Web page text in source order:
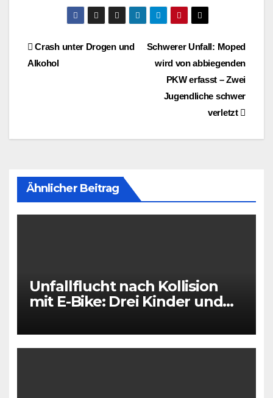
Beitragsnavigation
Schwerer Unfall: Moped
wird von abbiegenden
PKW erfasst – Zwei
Jugendliche schwer
verletzt
Crash unter Drogen und
Alkohol
Ähnlicher Beitrag
Unfallflucht nach Kollision
mit E-Bike: Drei Kinder und